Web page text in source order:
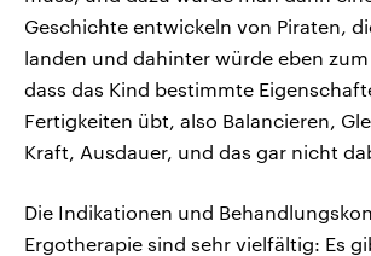
Geschichte entwickeln von Piraten,
landen und dahinter würde eben
dass das Kind bestimmte
Fertigkeiten übt, also Balancieren,
Kraft, Ausdauer, und das gar nicht
Die Indikationen und
Ergotherapie sind sehr vielfältig: Es